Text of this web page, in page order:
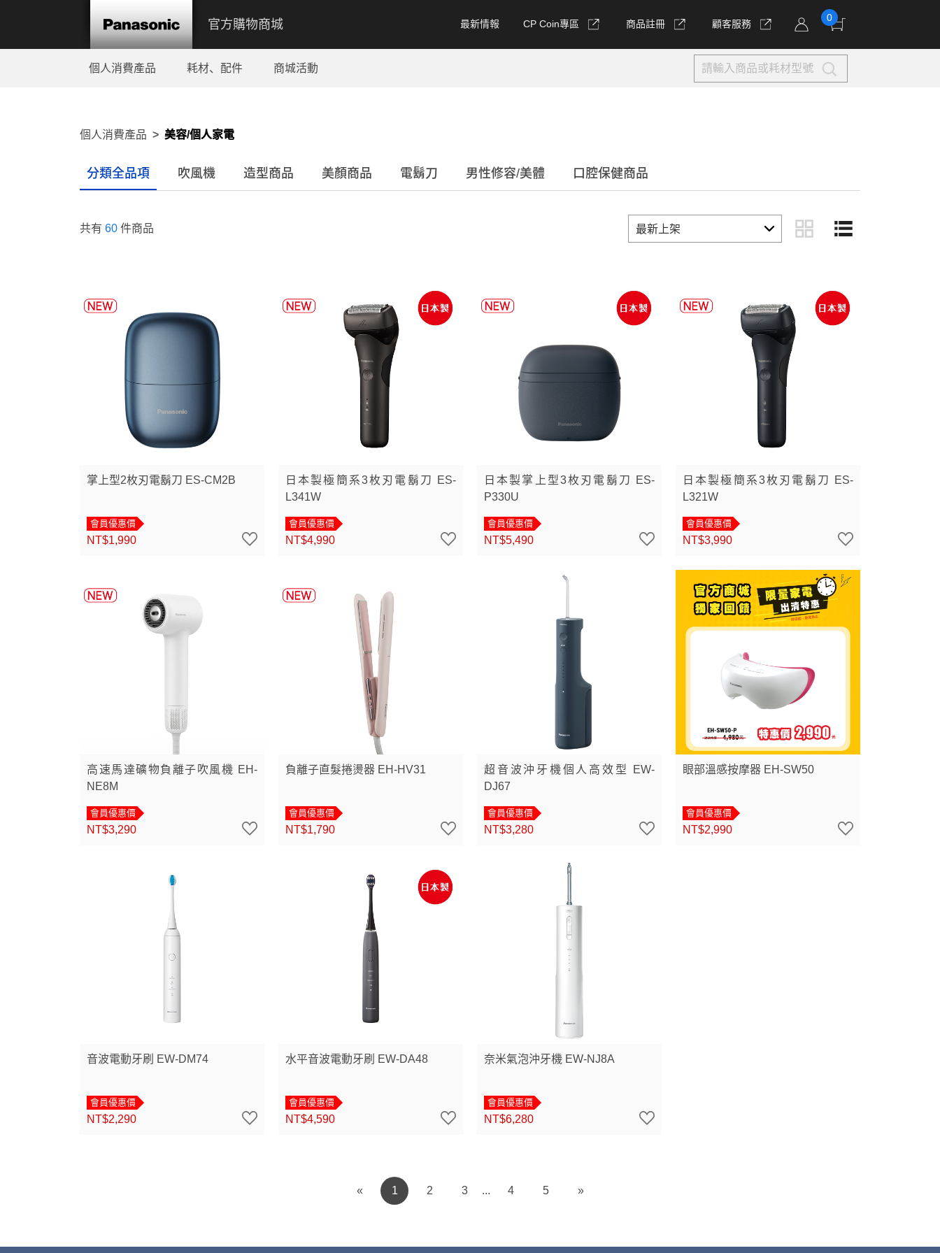
官方購物商城 最新情報 CP Coin專區 商品註冊 顧客服務
0
個人消費產品 耗材、配件 商城活動
個人消費產品 美容/個人家電
分類全品項 吹風機 造型商品 美顏商品 電鬍刀 男性修容/美體 口腔保健商品
共有 60 件商品
掌上型2枚刃電鬍刀 ES-CM2B
會員優惠價
NT$1,990
日本製極簡系3枚刃電鬍刀 ES-
L341W
會員優惠價
NT$4,990
日本製掌上型3枚刃電鬍刀 ES-
P330U
會員優惠價
NT$5,490
日本製極簡系3枚刃電鬍刀 ES-
L321W
會員優惠價
NT$3,990
高速馬達礦物負離子吹風機 EH-
NE8M
會員優惠價
NT$3,290
負離子直髮捲燙器 EH-HV31
會員優惠價
NT$1,790
超音波沖牙機個人高效型 EW-
DJ67
會員優惠價
NT$3,280
眼部溫感按摩器 EH-SW50
會員優惠價
NT$2,990
音波電動牙刷 EW-DM74
會員優惠價
NT$2,290
水平音波電動牙刷 EW-DA48
會員優惠價
NT$4,590
奈米氣泡沖牙機 EW-NJ8A
會員優惠價
NT$6,280
« 1 2 3 4 5 »